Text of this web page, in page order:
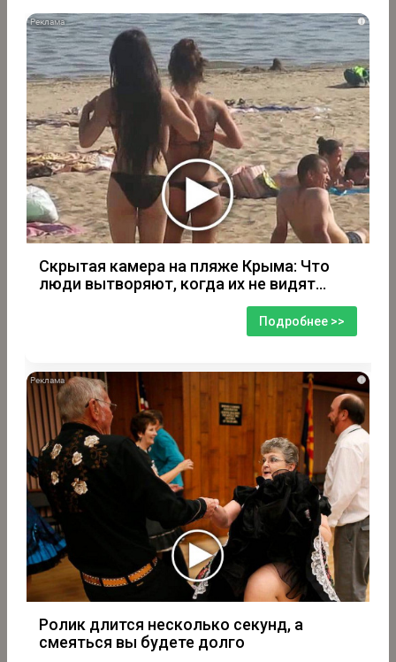
i
Скрытая камера на пляже Крыма: Что
люди вытворяют, когда их не видят...
Подробнее >>
i
Ролик длится несколько секунд, а
смеяться вы будете долго